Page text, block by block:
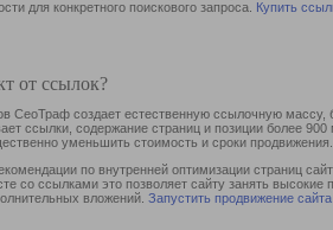
для конкретного поискового запроса. Купить
от ссылок?
СеоТраф создает естественную ссылочную
ссылки, содержание страниц и позиции более
уменьшить стоимость и сроки продвижения.
по внутренней оптимизации страниц
со ссылками это позволяет сайту занять
вложений. Запустить продвижение сайта